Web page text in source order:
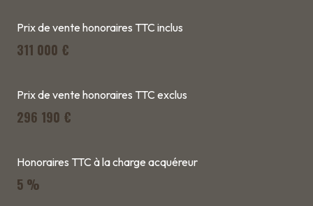
Prix de vente honoraires TTC inclus
311 000 €
Prix de vente honoraires TTC exclus
296 190 €
Honoraires TTC à la charge acquéreur
5 %